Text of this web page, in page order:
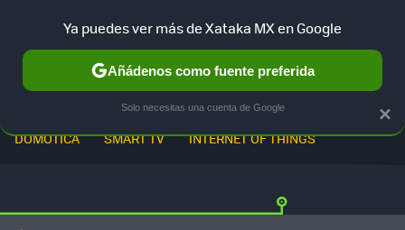
DOMÓTICA SMART TV INTERNET OF THINGS
×
Ya puedes ver más de Xataka MX en Google
Añádenos como fuente preferida
Solo necesitas una cuenta de Google